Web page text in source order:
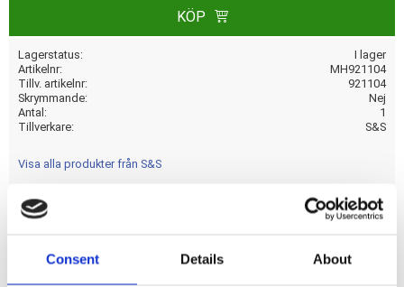
Consent Details About
KÖP
Lagerstatus
I lager
Artikelnr
MH921104
Tillv. artikelnr
921104
Skrymmande
Nej
Antal
1
Tillverkare
S&S
Visa alla produkter från S&S
reference 16595-99A.